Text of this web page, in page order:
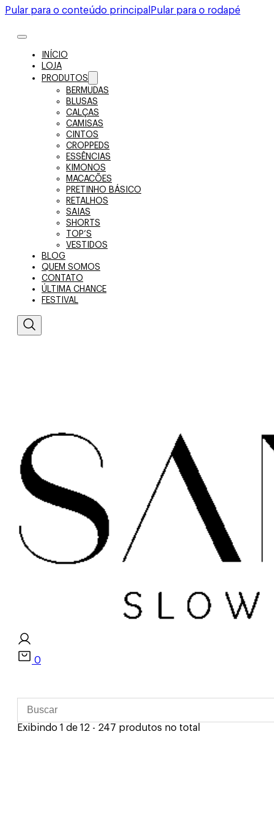
Pular para o conteúdo principal Pular para o rodapé
INÍCIO
LOJA
PRODUTOS
BERMUDAS
BLUSAS
CALÇAS
CAMISAS
CINTOS
CROPPEDS
ESSÊNCIAS
KIMONOS
MACACÕES
PRETINHO BÁSICO
RETALHOS
SAIAS
SHORTS
TOP’S
VESTIDOS
BLOG
QUEM SOMOS
CONTATO
ÚLTIMA CHANCE
FESTIVAL
0
Exibindo 1 de 12 - 247 produtos no total